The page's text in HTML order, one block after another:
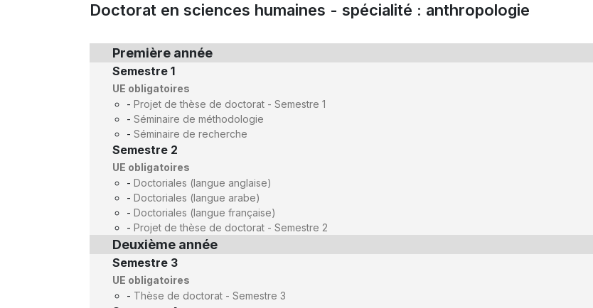
Doctorat en sciences humaines - spécialité : anthropologie
Première année
Semestre 1
UE obligatoires
- Projet de thèse de doctorat - Semestre 1
- Séminaire de méthodologie
- Séminaire de recherche
Semestre 2
UE obligatoires
- Doctoriales (langue anglaise)
- Doctoriales (langue arabe)
- Doctoriales (langue française)
- Projet de thèse de doctorat - Semestre 2
Deuxième année
Semestre 3
UE obligatoires
- Thèse de doctorat - Semestre 3